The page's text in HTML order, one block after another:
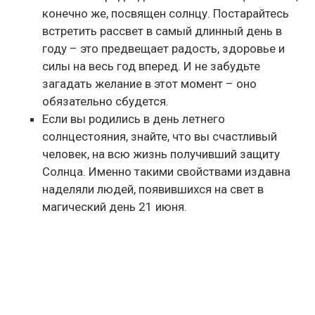
конечно же, посвящен солнцу. Постарайтесь
встретить рассвет в самый длинный день в
году – это предвещает радость, здоровье и
силы на весь год вперед. И не забудьте
загадать желание в этот момент – оно
обязательно сбудется.
Если вы родились в день летнего
солнцестояния, знайте, что вы счастливый
человек, на всю жизнь получивший защиту
Солнца. Именно такими свойствами издавна
наделяли людей, появившихся на свет в
магический день 21 июня.